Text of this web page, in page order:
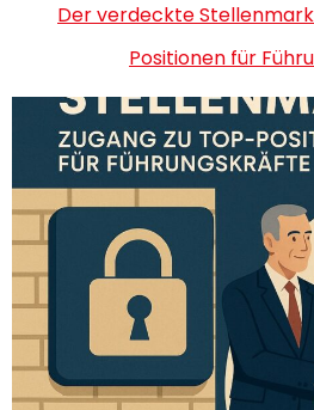
Der verdeckte
Positionen für